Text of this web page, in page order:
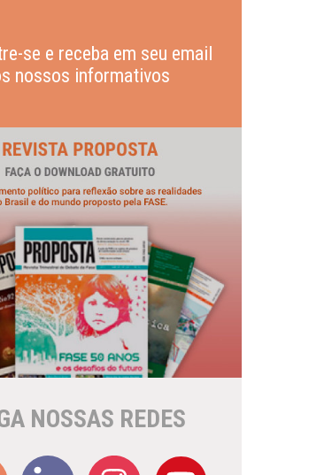
se e receba em seu email
nossos informativos
NOSSAS REDES